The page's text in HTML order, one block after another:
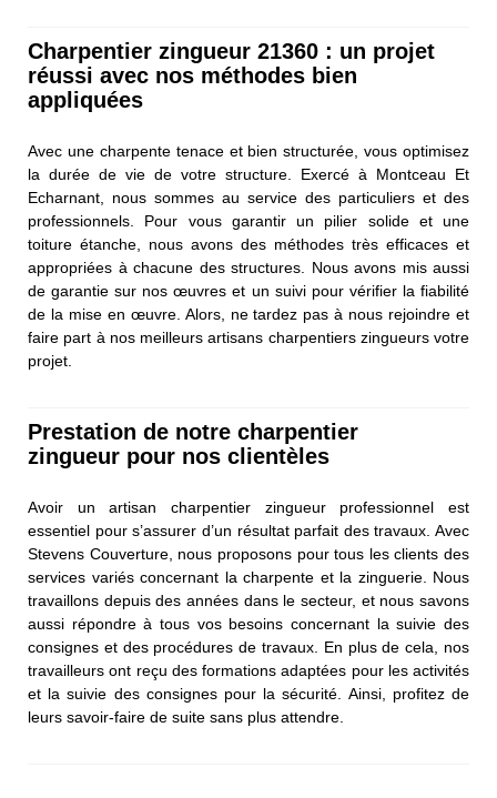
Charpentier zingueur 21360 : un projet
réussi avec nos méthodes bien
appliquées
Avec une charpente tenace et bien structurée, vous optimisez
la durée de vie de votre structure. Exercé à Montceau Et
Echarnant, nous sommes au service des particuliers et des
professionnels. Pour vous garantir un pilier solide et une
toiture étanche, nous avons des méthodes très efficaces et
appropriées à chacune des structures. Nous avons mis aussi
de garantie sur nos œuvres et un suivi pour vérifier la fiabilité
de la mise en œuvre. Alors, ne tardez pas à nous rejoindre et
faire part à nos meilleurs artisans charpentiers zingueurs votre
projet.
Prestation de notre charpentier
zingueur pour nos clientèles
Avoir un artisan charpentier zingueur professionnel est
essentiel pour s’assurer d’un résultat parfait des travaux. Avec
Stevens Couverture, nous proposons pour tous les clients des
services variés concernant la charpente et la zinguerie. Nous
travaillons depuis des années dans le secteur, et nous savons
aussi répondre à tous vos besoins concernant la suivie des
consignes et des procédures de travaux. En plus de cela, nos
travailleurs ont reçu des formations adaptées pour les activités
et la suivie des consignes pour la sécurité. Ainsi, profitez de
leurs savoir-faire de suite sans plus attendre.